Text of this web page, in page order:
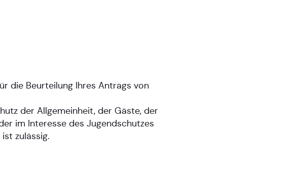
die Beurteilung Ihres Antrags von
der Allgemeinheit, der Gäste, der
im Interesse des Jugendschutzes
zulässig.